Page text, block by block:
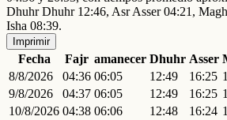
Dhuhr Dhuhr 12:46, Asr Asser 04:21,
Isha 08:39.
Imprimir
Fecha Fajr amanecer Dhuhr Asser
8/8/2026
04:36 06:05 12:49 16:25
9/8/2026
04:37 06:05 12:49 16:25
10/8/2026 04:38 06:06 12:48 16:24